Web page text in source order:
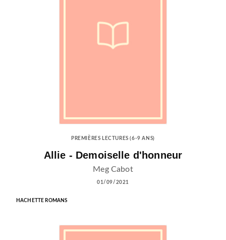
PREMIÈRES LECTURES (6-9 ANS)
Allie - Demoiselle d'honneur
Meg Cabot
01/09/2021
HACHETTE ROMANS